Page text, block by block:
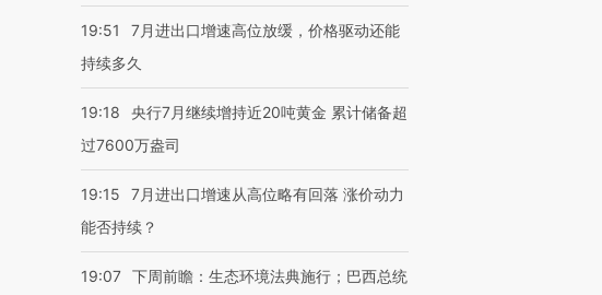
19:51
7月进出口增速高位放缓，价格驱动还能
持续多久
19:18
央行7月继续增持近20吨黄金 累计储备超
过7600万盎司
19:15
7月进出口增速从高位略有回落 涨价动力
能否持续？
19:07 下周前瞻：生态环境法典施行；巴西总统